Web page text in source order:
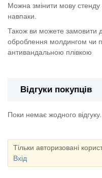
Можна змінити мову стенду
навпаки.
Також ви можете замовити
оброблення молдингом чи
антивандальною плівкою
Відгуки покупців
Поки немає жодного
Тільки авторизовані
Вхід